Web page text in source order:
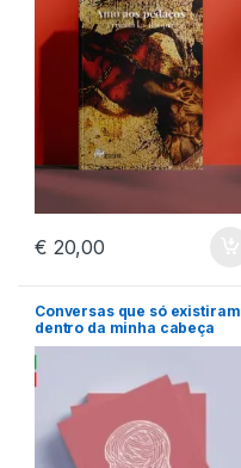
€ 20,00
Conversas que só existiram
dentro da minha cabeça